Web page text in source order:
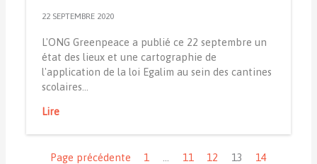
22 SEPTEMBRE 2020
L'ONG Greenpeace a publié ce 22 septembre un
état des lieux et une cartographie de
l'application de la loi Egalim au sein des cantines
scolaires…
Lire
Page précédente
1 11 12 13 14